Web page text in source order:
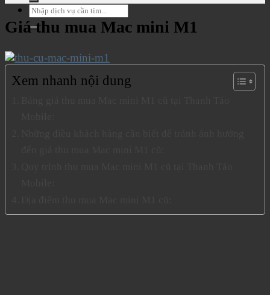
Giá thu mua Mac mini M1
Xem nhanh nội dung